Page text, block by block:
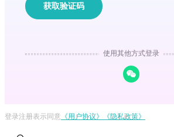
获取验证码
使用其他方式登录
登录注册表示同意 《用户协议》 《隐私政策》